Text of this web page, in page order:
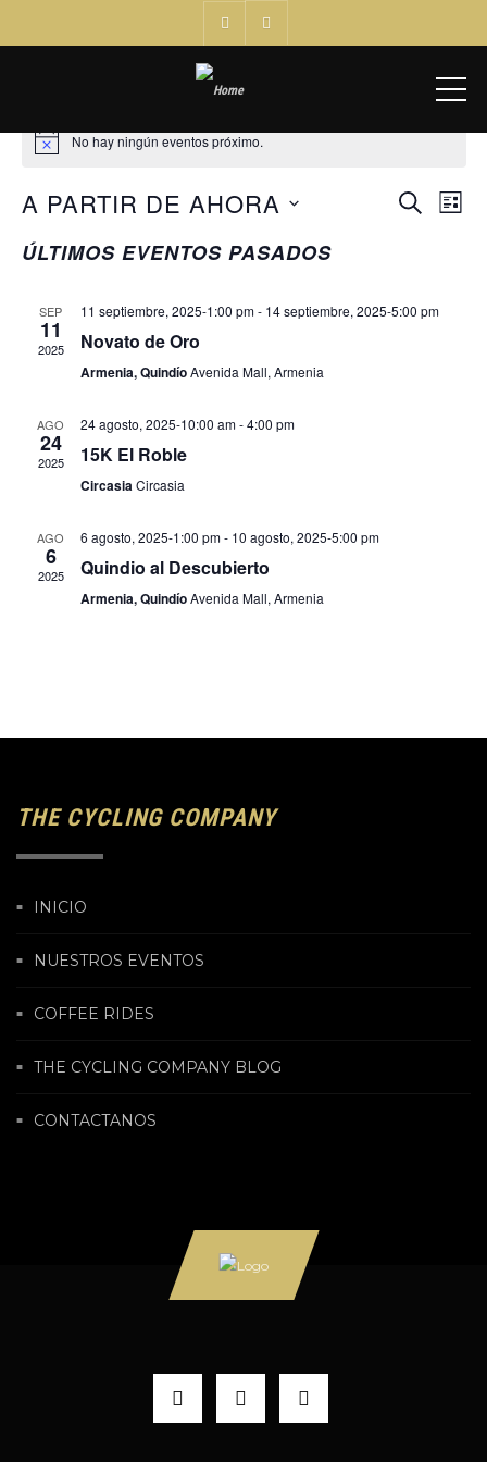
No hay ningún eventos próximo.
DE
BUSCAR
LISTA
A PARTIR DE AHORA
fecha.
ÚLTIMOS EVENTOS PASADOS
SEP
11
2025
11 septiembre, 2025-1:00 pm- 14 septiembre, 2025-5:00 pm
Novato de Oro
Armenia, QuindíoAvenida Mall, Armenia
AGO
24
2025
24 agosto, 2025-10:00 am-4:00 pm
15K El Roble
CircasiaCircasia
AGO
6
2025
6 agosto, 2025-1:00 pm- 10 agosto, 2025-5:00 pm
Quindio al Descubierto
Armenia, QuindíoAvenida Mall, Armenia
THE CYCLING COMPANY
INICIO
NUESTROS EVENTOS
COFFEE RIDES
THE CYCLING COMPANY BLOG
CONTACTANOS